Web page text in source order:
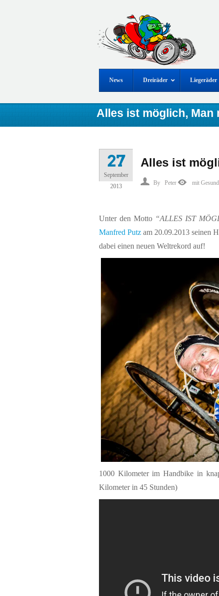
News Dreiräder Liegeräder
Alles ist möglich, Man
Alles ist
27
September
2013
By Peter mit
Unter den Motto “ALLES IST
Manfred Putz am 20.09.2013 seinen
dabei einen neuen Weltrekord auf!
1000 Kilometer im Handbike in
Kilometer in 45 Stunden)